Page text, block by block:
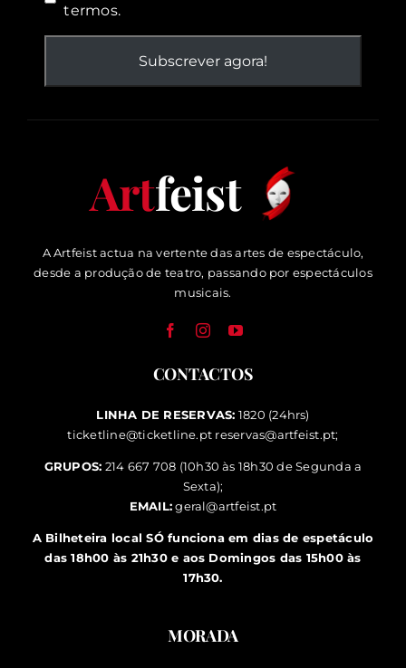
termos.
Artfeist
A Artfeist actua na vertente das artes de espectáculo,
desde a produção de teatro, passando por espectáculos
musicais.
CONTACTOS
LINHA DE RESERVAS: 1820 (24hrs)
ticketline@ticketline.pt reservas@artfeist.pt;
GRUPOS: 214 667 708 (10h30 às 18h30 de Segunda a
Sexta);
EMAIL: geral@artfeist.pt
A Bilheteira local SÓ funciona em dias de espetáculo
das 18h00 às 21h30 e aos Domingos das 15h00 às
17h30.
MORADA